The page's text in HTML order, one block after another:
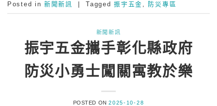
Posted in 新聞新訊 Tagged振宇五金 , 防災專區
新聞新訊
振宇五金攜手彰化縣政府
防災小勇士闖關寓教於樂
POSTED ON2025-10-28